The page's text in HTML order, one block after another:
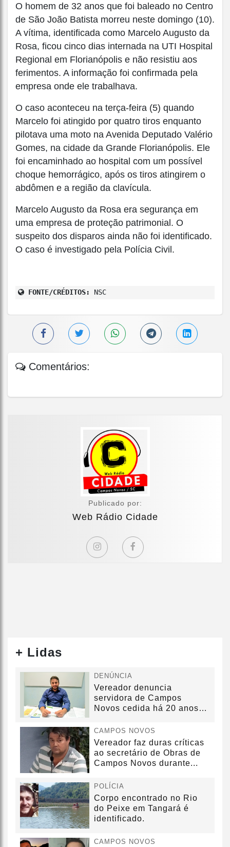
O homem de 32 anos que foi baleado no Centro
de São João Batista morreu neste domingo (10).
A vítima, identificada como Marcelo Augusto da
Rosa, ficou cinco dias internada na UTI Hospital
Regional em Florianópolis e não resistiu aos
ferimentos. A informação foi confirmada pela
empresa onde ele trabalhava.
O caso aconteceu na terça-feira (5) quando
Marcelo foi atingido por quatro tiros enquanto
pilotava uma moto na Avenida Deputado Valério
Gomes, na cidade da Grande Florianópolis. Ele
foi encaminhado ao hospital com um possível
choque hemorrágico, após os tiros atingirem o
abdômen e a região da clavícula.
Marcelo Augusto da Rosa era segurança em
uma empresa de proteção patrimonial. O
suspeito dos disparos ainda não foi identificado.
O caso é investigado pela Polícia Civil.
FONTE/CRÉDITOS: NSC
Comentários:
Publicado por:
Web Rádio Cidade
+ Lidas
DENÚNCIA
Vereador denuncia
servidora de Campos
Novos cedida há 20 anos
CAMPOS NOVOS
Vereador faz duras críticas
ao secretário de Obras de
Campos Novos durante...
POLÍCIA
Corpo encontrado no Rio
do Peixe em Tangará é
identificado.
CAMPOS NOVOS